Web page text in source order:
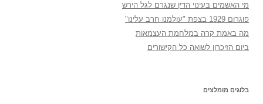
מי האשמים בעינוי הדין שנגרם לגל הירש
פוגרום 1929 בצפת "עולמנו חרב עלינו"
מה באמת קרה במלחמת העצמאות
ביום הזיכרון לשואה כל הקישורים
בלוגים מומלצים